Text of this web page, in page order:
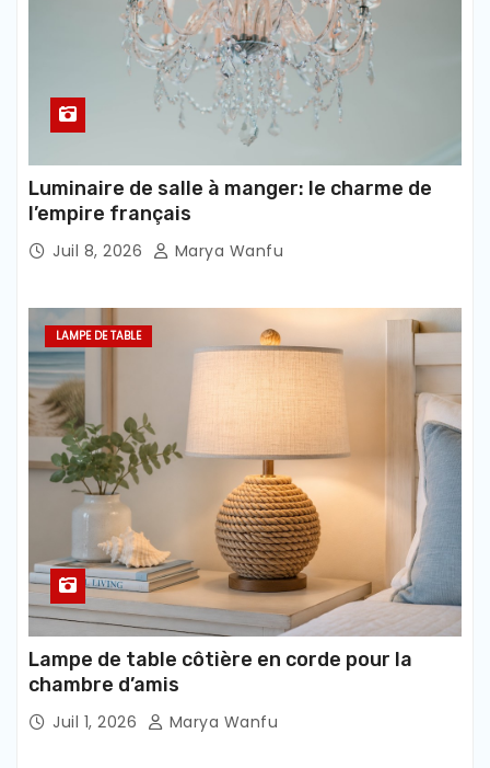
Luminaire de salle à manger: le charme de
l’empire français
Juil 8, 2026 Marya Wanfu
LAMPE DE TABLE
Lampe de table côtière en corde pour la
chambre d’amis
Juil 1, 2026 Marya Wanfu